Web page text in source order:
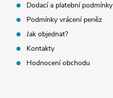
Dodací a platební podmínky
Podmínky vrácení peněz
Jak objednat?
Kontakty
Hodnocení obchodu